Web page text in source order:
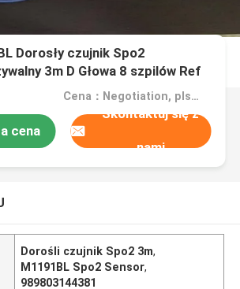
Dorosły czujnik Spo2
3m D Głowa 8 szpilów Ref
Cena：Negotiation, pls contact me
cena
Skontaktuj się z
nami
Dorośli czujnik Spo2 3m,
M1191BL Spo2 Sensor,
989803144381